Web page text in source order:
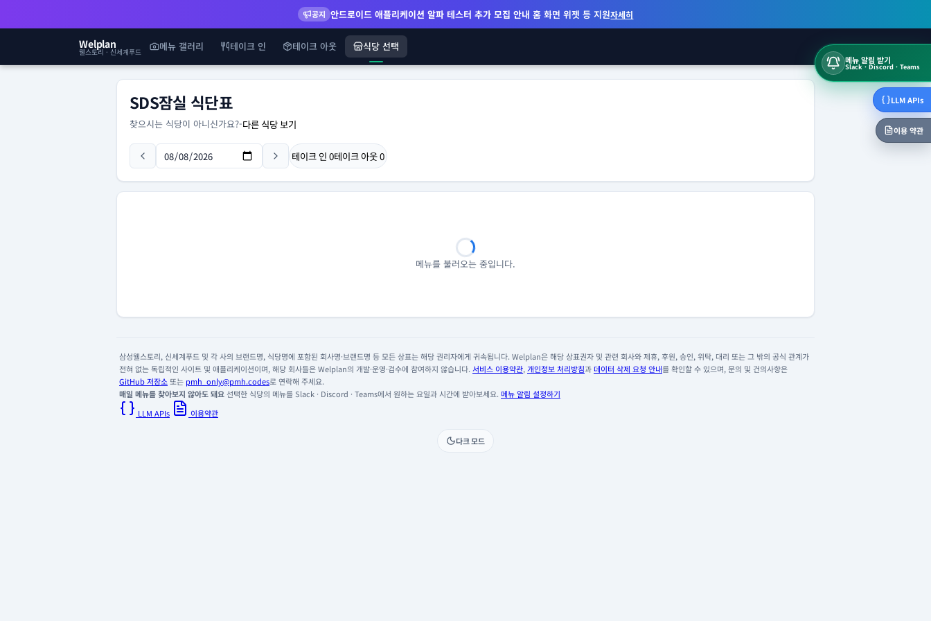
공지 안드로이드 애플리케이션 알파 테스터 추가 모집 안내 홈 화면 위젯 등 지원자세히
Welplan
웰스토리 · 신세계푸드 메뉴 갤러리 테이크 인 테이크 아웃 식당 선택
메뉴 알림 받기
Slack · Discord · Teams
LLM APIs
이용 약관
SDS잠실 식단표
찾으시는 식당이 아니신가요?-다른 식당 보기
테이크 인 0테이크 아웃0
메뉴를 불러오는 중입니다.
삼성웰스토리, 신세계푸드 및 각 사의 브랜드명, 식당명에 포함된 회사명·브랜드명 등 모든 상표는 해당 권리자에게 귀속됩니다. Welplan은 해당 상표권자 및 관련 회사와 제휴, 후원, 승인, 위탁, 대리 또는 그 밖의 공식 관계가
전혀 없는 독립적인 사이트 및 애플리케이션이며, 해당 회사들은 Welplan의 개발·운영·검수에 참여하지 않습니다. 서비스 이용약관, 개인정보 처리방침과데이터 삭제 요청 안내를 확인할 수 있으며, 문의 및 건의사항은
GitHub 저장소 또는 pmh_only@pmh.codes로 연락해 주세요.
매일 메뉴를 찾아보지 않아도 돼요선택한 식당의 메뉴를 Slack · Discord · Teams에서 원하는 요일과 시간에 받아보세요. 메뉴 알림 설정하기
LLM APIs
이용약관
다크 모드